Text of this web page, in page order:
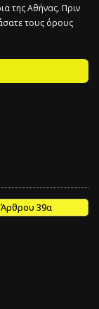
της Αθήνας. Πριν
τους όρους
39α